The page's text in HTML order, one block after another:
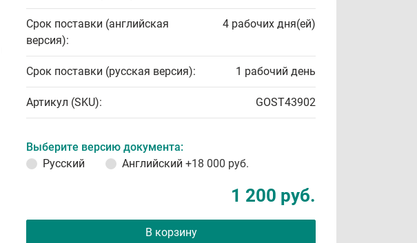
Срок поставки (английская
версия):
4 рабочих дня(ей)
Срок поставки (русская версия): 1 рабочий день
Артикул (SKU): GOST43902
Выберите версию документа:
Русский
Английский +18 000 руб.
1 200 руб.
В корзину